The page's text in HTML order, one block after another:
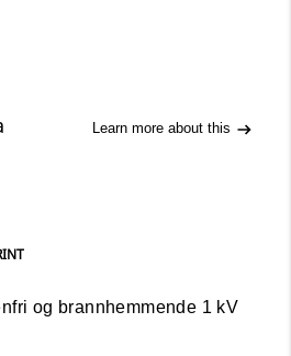
Learn more about this
og brannhemmende 1 kV